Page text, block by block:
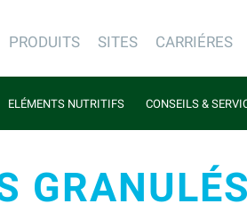
PRODUITS SITES CARRIÉRES
ELÉMENTS NUTRITIFS CONSEILS &
GRANULÉS